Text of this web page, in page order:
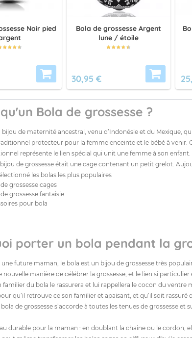
Noir pied
Bola de grossesse Argent
lune / étoile
30,95 €
Bola de grossesse ?
bijou de maternité ancestral, venu d’Indonésie et du Mexique,
protecteur pour la femme enceinte et le bébé à venir.
représente le lien spécial qui unit une femme à son enfant.
de grossesse était une cage contenant un petit grelot.
les bolas les plus populaires
grossesse cages
grossesse fantaisie
pour bola
porter un bola pendant la
une future maman, le bola est un bijou de grossesse très
nouvelle manière de célébrer la grossesse, et le lien si
familier du bola le rassurera et lui rappellera le cocon du
qu’il retrouve ce son familier et apaisant, et qu’il soit rassuré
de grossesse s’accorde à toutes les tenues de grossesse
durable pour la maman : en doublant la chaine ou le